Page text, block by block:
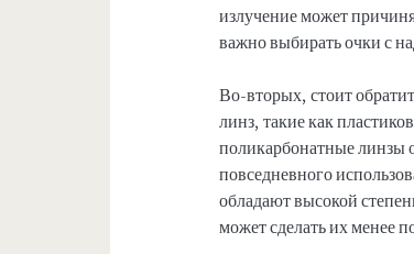
излучение может
важно выбирать очки с
Во-вторых, стоит
линз, такие как
поликарбонатные линзы
повседневного
обладают высокой
может сделать их менее